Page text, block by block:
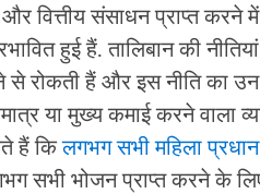
वित्तीय संसाधन प्राप्त करने
हुई हैं. तालिबान की
से रोकती हैं और इस नीति का
या मुख्य कमाई करने वाला
हैं किलगभग सभी महिला प्रधान
सभी भोजन प्राप्त करने के